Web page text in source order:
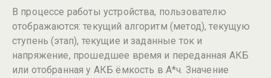
В процессе работы устройства, пользователю
отображаются: текущий алгоритм (метод), текущую
ступень (этап), текущие и заданные ток и
напряжение, прошедшее время и переданная АКБ
или отобранная у АКБ ёмкость в А*ч. Значение